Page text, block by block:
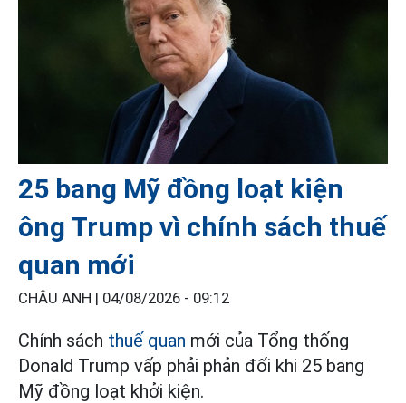
25 bang Mỹ đồng loạt kiện
ông Trump vì chính sách thuế
quan mới
CHÂU ANH | 04/08/2026 - 09:12
Chính sách thuế quan mới của Tổng thống
Donald Trump vấp phải phản đối khi 25 bang
Mỹ đồng loạt khởi kiện.